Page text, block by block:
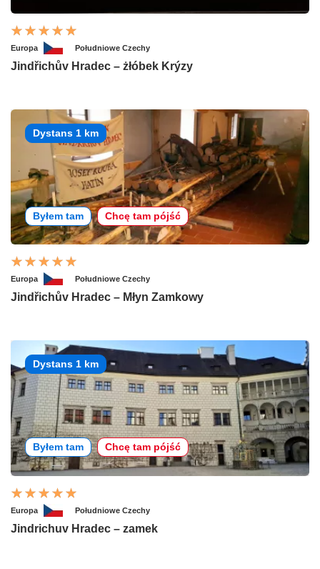
Europa Południowe Czechy
Jindřichův Hradec – żłóbek Krýzy
Dystans 1 km
Byłem tam Chcę tam pójść
Europa Południowe Czechy
Jindřichův Hradec – Młyn Zamkowy
Dystans 1 km
Byłem tam Chcę tam pójść
Europa Południowe Czechy
Jindrichuv Hradec – zamek